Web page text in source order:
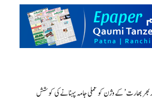
بھارت’ کے وژن کو عملی جامہ پہنانے کی کوشش